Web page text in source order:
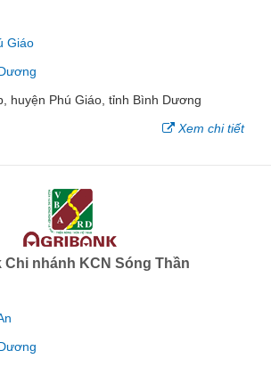
Giáo
huyện Phú Giáo, tỉnh Bình Dương
Xem chi tiết
Chi nhánh KCN Sóng Thần